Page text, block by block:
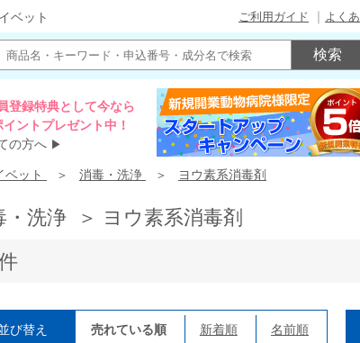
ベット ご利用ガイド よく
登録特典として今なら
ントプレゼント中！
の方へ ▶
ベット 消毒・洗浄 ヨウ素系消毒剤
・洗浄 ＞ ヨウ素系消毒剤
び替え 売れている順 新着順 名前順